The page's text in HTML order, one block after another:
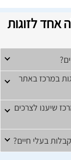
אחד לזוגות
במרכז באתר
שיענו לצרכים
בעלי חיים?